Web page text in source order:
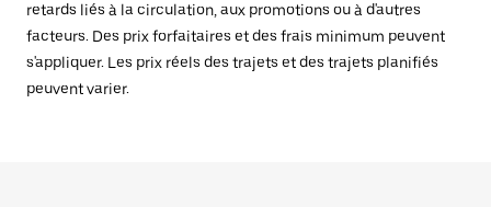
retards liés à la circulation, aux promotions ou à d'autres
facteurs. Des prix forfaitaires et des frais minimum peuvent
s'appliquer. Les prix réels des trajets et des trajets planifiés
peuvent varier.